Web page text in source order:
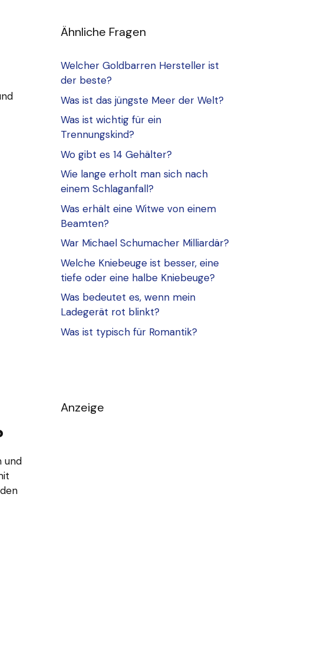
und
Ähnliche Fragen
Welcher Goldbarren Hersteller ist
der beste?
Was ist das jüngste Meer der Welt?
Was ist wichtig für ein
Trennungskind?
Wo gibt es 14 Gehälter?
Wie lange erholt man sich nach
einem Schlaganfall?
Was erhält eine Witwe von einem
Beamten?
War Michael Schumacher Milliardär?
Welche Kniebeuge ist besser, eine
tiefe oder eine halbe Kniebeuge?
Was bedeutet es, wenn mein
Ladegerät rot blinkt?
Was ist typisch für Romantik?
Anzeige